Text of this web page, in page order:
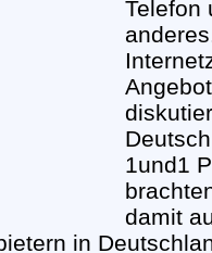
Telefon
1und1
damit
in